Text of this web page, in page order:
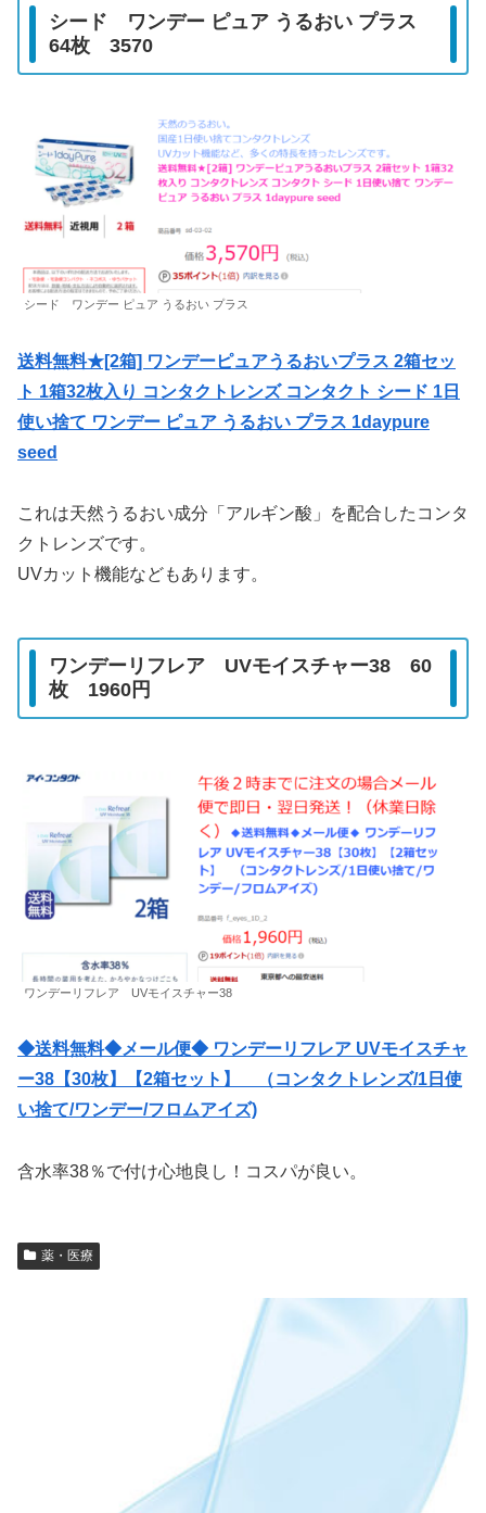
シード ワンデー ピュア うるおい プラス
64枚 3570
シード ワンデー ピュア うるおい プラス
送料無料★[2箱] ワンデーピュアうるおいプラス 2箱セッ
ト 1箱32枚入り コンタクトレンズ コンタクト シード 1日
使い捨て ワンデー ピュア うるおい プラス 1daypure
seed
これは天然うるおい成分「アルギン酸」を配合したコンタ
クトレンズです。
UVカット機能などもあります。
ワンデーリフレア UVモイスチャー38 60
枚 1960円
ワンデーリフレア UVモイスチャー38
◆送料無料◆メール便◆ ワンデーリフレア UVモイスチャ
ー38【30枚】【2箱セット】 （コンタクトレンズ/1日使
い捨て/ワンデー/フロムアイズ)
含水率38％で付け心地良し！コスパが良い。
薬・医療